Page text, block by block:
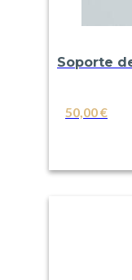
Soporte
50,00€